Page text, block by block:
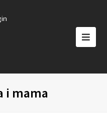
i mama